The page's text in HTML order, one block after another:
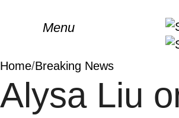
Menu
Home/Breaking News
Alysa Liu